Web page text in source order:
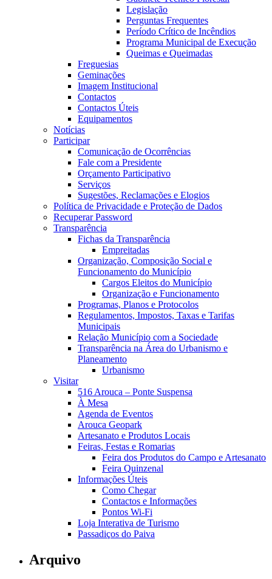
Legislação
Perguntas Frequentes
Período Crítico de Incêndios
Programa Municipal de Execução
Queimas e Queimadas
Freguesias
Geminações
Imagem Institucional
Contactos
Contactos Úteis
Equipamentos
Notícias
Participar
Comunicação de Ocorrências
Fale com a Presidente
Orçamento Participativo
Serviços
Sugestões, Reclamações e Elogios
Política de Privacidade e Proteção de Dados
Recuperar Password
Transparência
Fichas da Transparência
Empreitadas
Organização, Composição Social e
Funcionamento do Município
Cargos Eleitos do Município
Organização e Funcionamento
Programas, Planos e Protocolos
Regulamentos, Impostos, Taxas e Tarifas
Municipais
Relação Município com a Sociedade
Transparência na Área do Urbanismo e
Planeamento
Urbanismo
Visitar
516 Arouca – Ponte Suspensa
À Mesa
Agenda de Eventos
Arouca Geopark
Artesanato e Produtos Locais
Feiras, Festas e Romarias
Feira dos Produtos do Campo e Artesanato
Feira Quinzenal
Informações Úteis
Como Chegar
Contactos e Informações
Pontos Wi-Fi
Loja Interativa de Turismo
Passadiços do Paiva
Arquivo